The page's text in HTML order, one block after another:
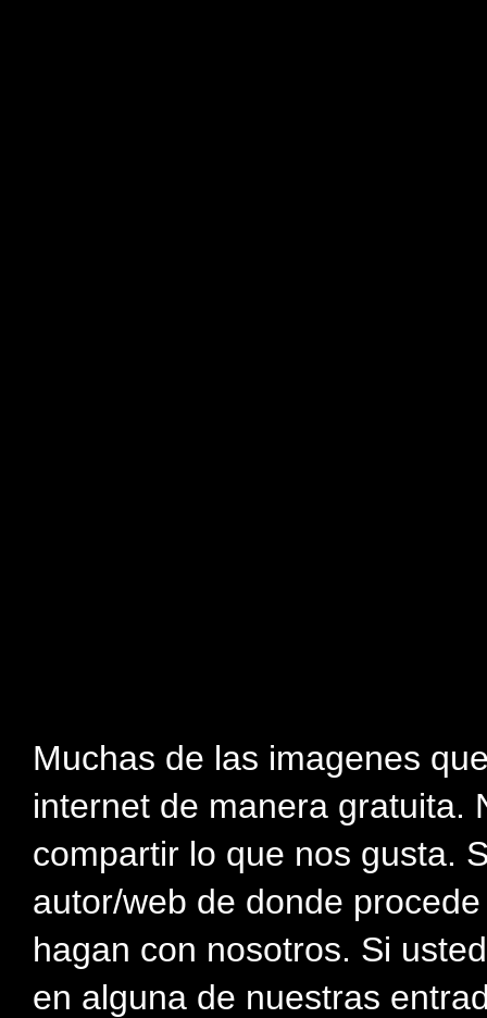
Muchas de las imagenes
internet de manera gratuita.
compartir lo que nos gusta.
autor/web de donde
hagan con nosotros. Si
en alguna de nuestras